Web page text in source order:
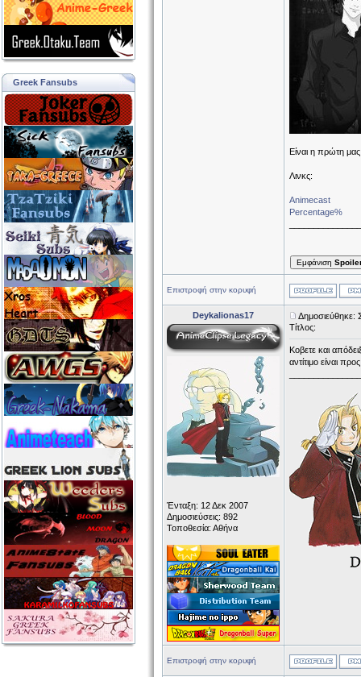
Greek Fansubs
Είναι η πρώτη
Λινκς:
Animecast
Percentage%
Εμφάνιση
Επιστροφή στην κορυφή
Deykalionas17
Ένταξη: 12 Δεκ 2007
Δημοσιεύσεις: 892
Τοποθεσία: Αθήνα
Δημοσιεύθηκε:
Τίτλος:
Κοβετε και
αντίτιμο είναι
Επιστροφή στην κορυφή